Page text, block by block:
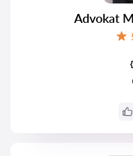
Advokat